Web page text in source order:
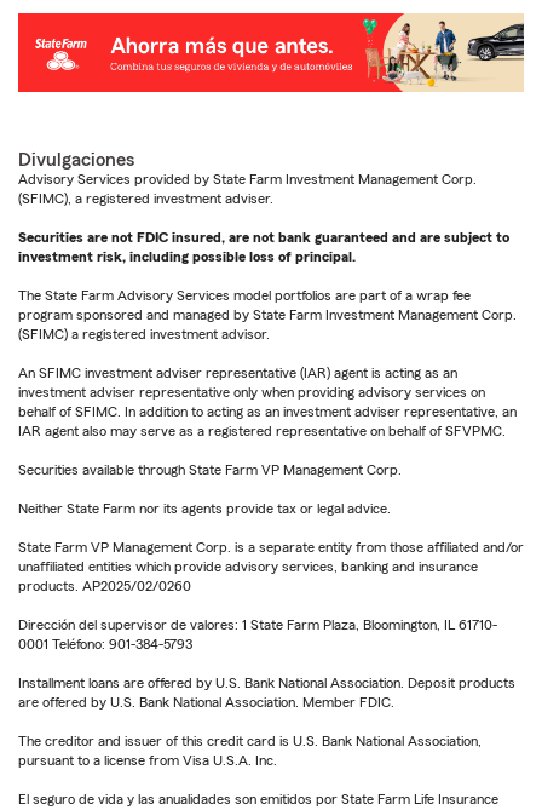
Divulgaciones
Advisory Services provided by State Farm Investment Management Corp.
(SFIMC), a registered investment adviser.
Securities are not FDIC insured, are not bank guaranteed and are subject to
investment risk, including possible loss of principal.
The State Farm Advisory Services model portfolios are part of a wrap fee
program sponsored and managed by State Farm Investment Management Corp.
(SFIMC) a registered investment advisor.
An SFIMC investment adviser representative (IAR) agent is acting as an
investment adviser representative only when providing advisory services on
behalf of SFIMC. In addition to acting as an investment adviser representative, an
IAR agent also may serve as a registered representative on behalf of SFVPMC.
Securities available through State Farm VP Management Corp.
Neither State Farm nor its agents provide tax or legal advice.
State Farm VP Management Corp. is a separate entity from those affiliated and/or
unaffiliated entities which provide advisory services, banking and insurance
products. AP2025/02/0260
Dirección del supervisor de valores: 1 State Farm Plaza, Bloomington, IL 61710-
0001 Teléfono: 901-384-5793
Installment loans are offered by U.S. Bank National Association. Deposit products
are offered by U.S. Bank National Association. Member FDIC.
The creditor and issuer of this credit card is U.S. Bank National Association,
pursuant to a license from Visa U.S.A. Inc.
El seguro de vida y las anualidades son emitidos por State Farm Life Insurance